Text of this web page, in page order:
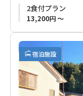
熊野古道を歩き、心
【ご注意】
常駐の犬がおります。
犬アレルギーをお持
ださい。
2食付プラン
13,200円 ～
宿泊施設